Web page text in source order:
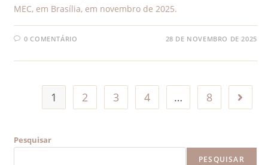
MEC, em Brasília, em novembro de 2025.
0 COMENTÁRIO 28 DE NOVEMBRO DE 2025
1 2 3 4 … 8
Pesquisar
PESQUISAR